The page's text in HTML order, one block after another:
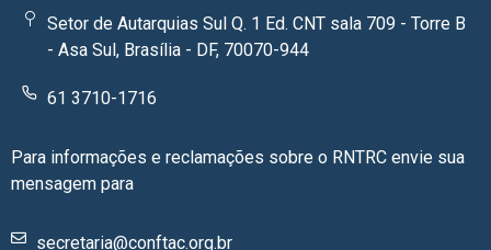
Setor de Autarquias Sul Q. 1 Ed. CNT sala 709 - Torre B
- Asa Sul, Brasília - DF, 70070-944
61 3710-1716
Para informações e reclamações sobre o RNTRC envie sua
mensagem para
secretaria@conftac.org.br